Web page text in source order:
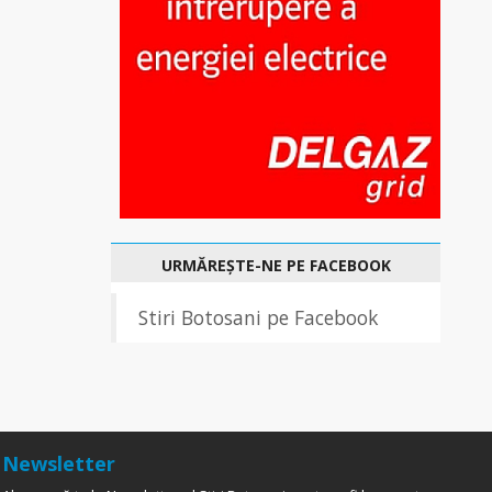
URMĂREȘTE-NE PE FACEBOOK
Stiri Botosani pe Facebook
Newsletter